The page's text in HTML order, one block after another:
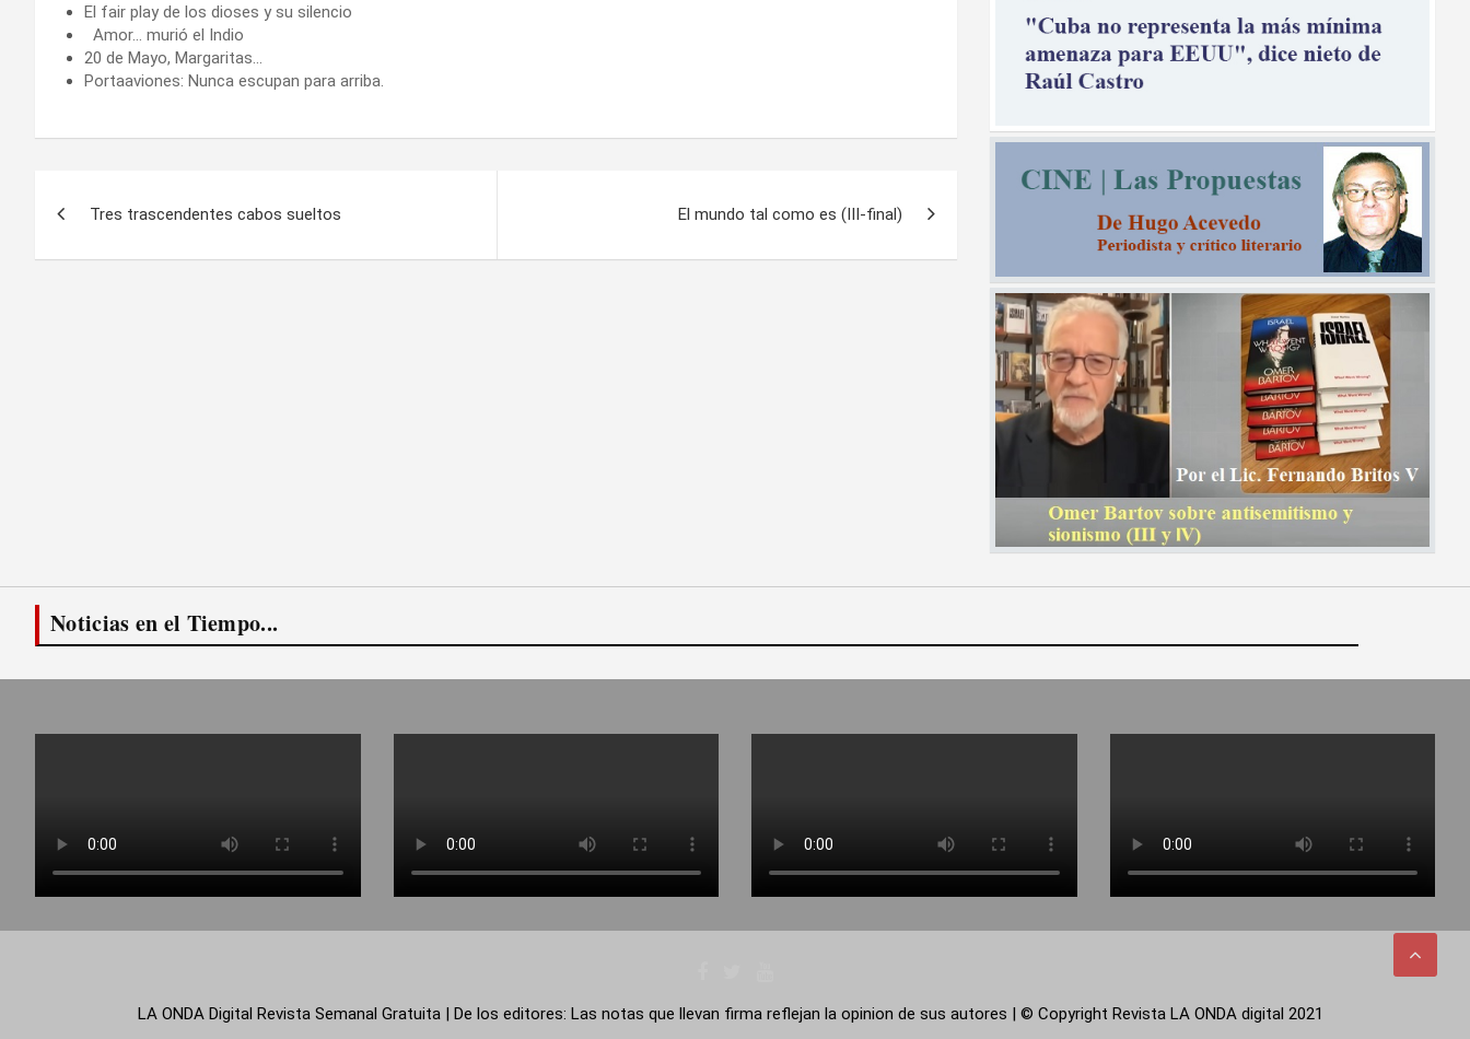
El fair play de los dioses y su silencio
Amor… murió el Indio
20 de Mayo, Margaritas…
Portaaviones: Nunca escupan para arriba.
Tres trascendentes cabos sueltos El mundo tal como es (III-final)
Noticias en el Tiempo...
LA ONDA Digital Revista Semanal Gratuita | De los editores: Las notas que llevan firma reflejan la opinion de sus autores | © Copyright Revista LA ONDA digital 2021